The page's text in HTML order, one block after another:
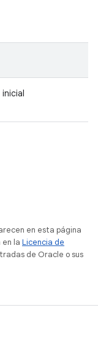
inicial
en esta página
la Licencia de
de Oracle o sus